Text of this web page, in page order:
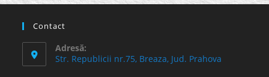
Contact
Adresă:
Str. Republicii nr.75, Breaza, Jud. Prahova